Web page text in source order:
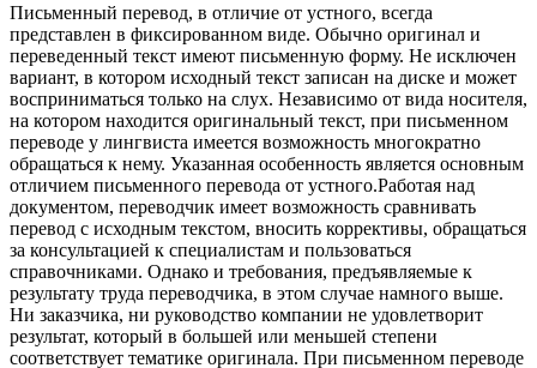
Письменный перевод, в отличие от устного, всегда
представлен в фиксированном виде. Обычно оригинал и
переведенный текст имеют письменную форму. Не исключен
вариант, в котором исходный текст записан на диске и может
восприниматься только на слух. Независимо от вида носителя,
на котором находится оригинальный текст, при письменном
переводе у лингвиста имеется возможность многократно
обращаться к нему. Указанная особенность является основным
отличием письменного перевода от устного.Работая над
документом, переводчик имеет возможность сравнивать
перевод с исходным текстом, вносить коррективы, обращаться
за консультацией к специалистам и пользоваться
справочниками. Однако и требования, предъявляемые к
результату труда переводчика, в этом случае намного выше.
Ни заказчика, ни руководство компании не удовлетворит
результат, который в большей или меньшей степени
соответствует тематике оригинала. При письменном переводе